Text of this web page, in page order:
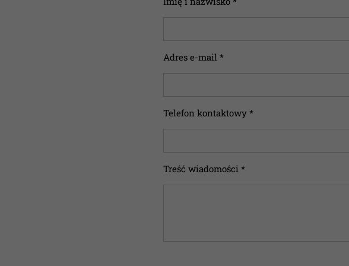
Adres e-mail *
Telefon kontaktowy *
Treść wiadomości *